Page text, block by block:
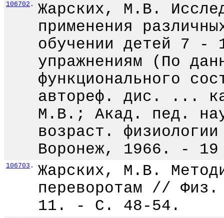
106702 .
Жарских, М.В.
применения
обучении детей 7 -
упражнениям (По
функционального
автореф. дис. ...
М.В.; Акад. пед.
возраст.
Воронеж, 1966. -
106703 .
Жарских, М.В.
переворотам //
11. - С. 48-54.